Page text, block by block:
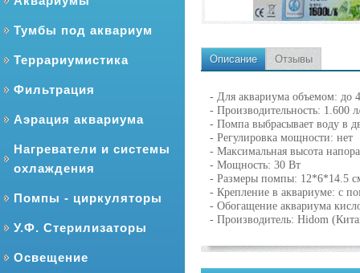
Тумбы под аквариум
Террариумистика
Фильтрация
Аэрация аквариума
Нагреватели и системы
охлаждения
Помпы - циркуляторы
У.Ф. Стерилизаторы
Освещение
Описание Отзывы
- Для аквариума объемом: до
- Производительность: 1.600
- Помпа выбрасывает воду в
- Регулировка мощности: нет
- Максимальная высота
- Мощность: 30 Вт
- Размеры помпы: 12*6*14.5
- Крепление в аквариуме: с
- Обогащение аквариума
- Производитель: Hidom